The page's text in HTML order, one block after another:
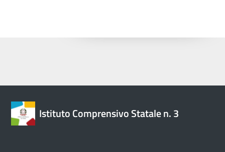
Istituto Comprensivo Statale n. 3